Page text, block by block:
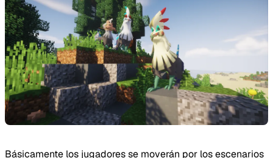
Básicamente los jugadores se moverán por los escenarios